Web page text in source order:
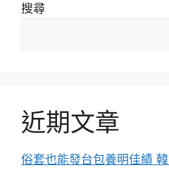
搜尋
近期文章
俗套也能發台包養明佳績 韓